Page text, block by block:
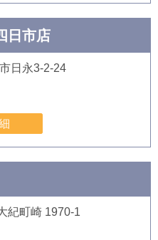
日市店
日永3-2-24
紀町崎 1970-1